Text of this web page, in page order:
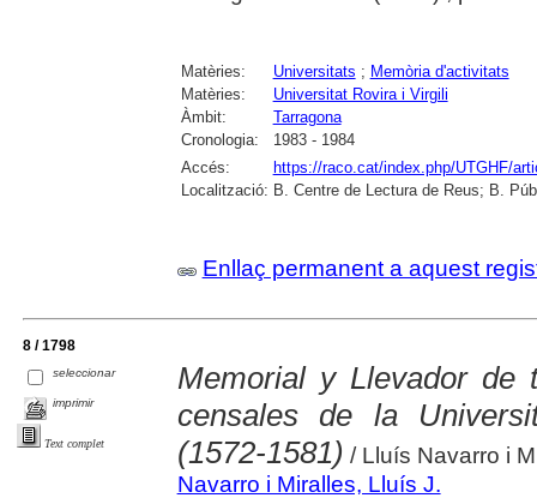
Matèries: Universitats ; Memòria d'activitats
Matèries:
Universitat Rovira i Virgili
Àmbit:
Tarragona
Cronologia:
1983 - 1984
Accés:
https://raco.cat/index.php/UTGHF/
Localització: B. Centre de Lectura de Reus; B.
Enllaç permanent a aquest
8 / 1798
seleccionar
imprimir
Text complet
Memorial y Llevador
censales de la
(1572-1581) / Lluís Navarro i
Navarro i Miralles, Lluís J.